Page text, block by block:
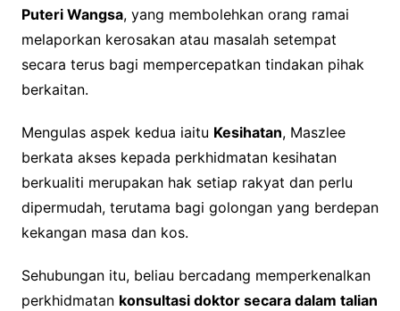
Puteri Wangsa, yang membolehkan orang ramai
melaporkan kerosakan atau masalah setempat
secara terus bagi mempercepatkan tindakan pihak
berkaitan.
Mengulas aspek kedua iaitu Kesihatan, Maszlee
berkata akses kepada perkhidmatan kesihatan
berkualiti merupakan hak setiap rakyat dan perlu
dipermudah, terutama bagi golongan yang berdepan
kekangan masa dan kos.
Sehubungan itu, beliau bercadang memperkenalkan
perkhidmatan konsultasi doktor secara dalam talian